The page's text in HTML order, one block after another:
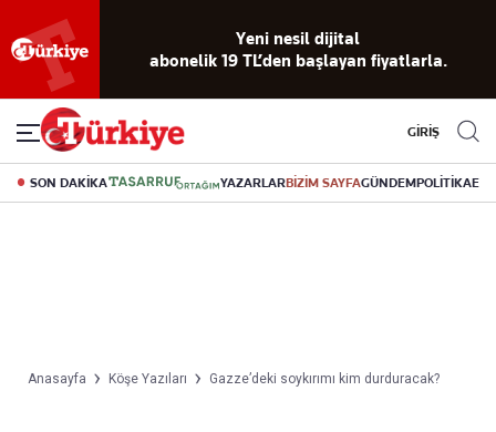
Yeni nesil dijital
abonelik 19 TL’den başlayan fiyatlarla.
GİRİŞ
SON DAKİKA YAZARLARBİZİM SAYFAGÜNDEMPOLİTİKA
Anasayfa Köşe Yazıları Gazze’deki soykırımı kim durduracak?